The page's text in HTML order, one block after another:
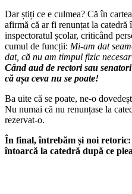
Dar știți ce e culmea? Că în
afirmă că ar fi renunțat la catedră
inspectoratul școlar, criticând
cumul de funcții: Mi-am dat
dat, că nu am timpul fizic
Când aud de rectori sau
că așa ceva nu se poate!
Ba uite că se poate, ne-o
Nu numai că nu renunțase la
rezervat-o.
În final, întrebăm și noi retoric:
întoarcă la catedră după ce